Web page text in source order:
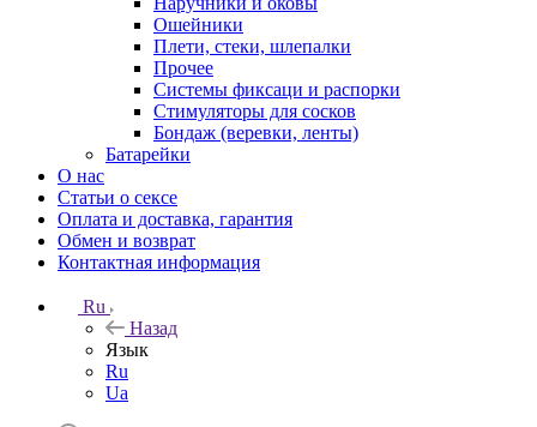
Ошейники
Плети, стеки, шлепалки
Прочее
Системы фиксаци и распорки
Стимуляторы для сосков
Бондаж (веревки, ленты)
Батарейки
О нас
Статьи о сексе
Оплата и доставка, гарантия
Обмен и возврат
Контактная информация
Ru
Назад
Язык
Ru
Ua